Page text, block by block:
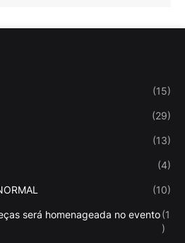
(15)
(29)
(13)
(4)
(10)
será homenageada no evento(1
)